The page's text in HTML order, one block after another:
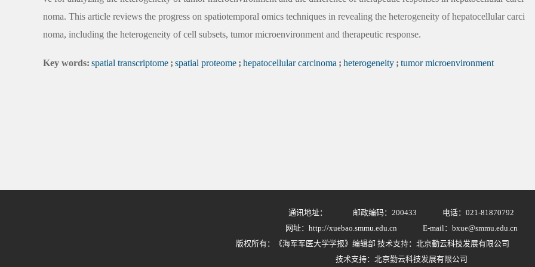
noma. This article reviews the progress on spatiotemporal omics techniques in revealing the heterogeneity of hepatocellular carci
noma, including the heterogeneity of cell subsets, tumor microenvironment and therapeutic response.
Key words: spatial transcriptome ; spatial proteome ; hepatocellular carcinoma ; heterogeneity ; tumor microenvironment
通讯地址： 邮政编码：200433
电话：021-81870792
网址：http://xuebao.smmu.edu.cn
E-mail：bxue@smmu.edu.cn
版权所有：《海军军医大学学报》编辑部 技术支持：北京勤云科技发展有限公司
技术支持：北京勤云科技发展有限公司